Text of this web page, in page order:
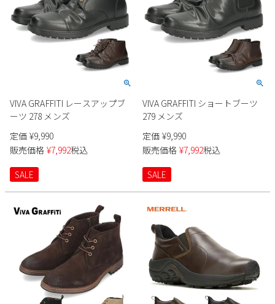
VIVA GRAFFITI レースアップブ
ーツ 278 メンズ
定価 ¥9,990
販売価格 ¥7,992税込
SALE
VIVA GRAFFITI ショートブーツ
279 メンズ
定価 ¥9,990
販売価格 ¥7,992税込
SALE